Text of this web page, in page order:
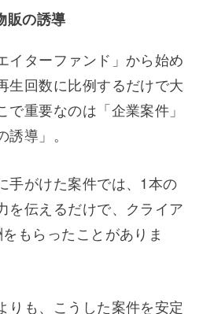
販の誘導
イターファンド」から始め
生回数に比例するだけで大
重要なのは「企業案件」
導」。
手がけた案件では、1本の
を伝えるだけで、クライア
もらったことがありま
りも、こうした案件を安定